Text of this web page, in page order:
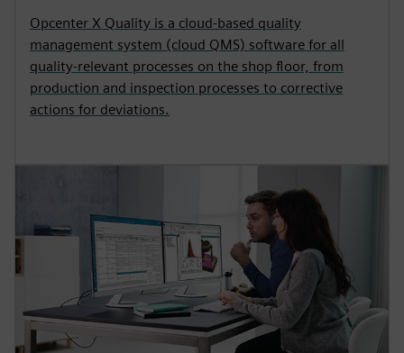
Opcenter X Quality is a cloud-based quality
management system (cloud QMS) software for all
quality-relevant processes on the shop floor, from
production and inspection processes to corrective
actions for deviations.